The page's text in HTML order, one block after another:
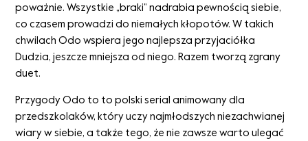
poważnie. Wszystkie „braki” nadrabia pewnością siebie,
co czasem prowadzi do niemałych kłopotów. W takich
chwilach Odo wspiera jego najlepsza przyjaciółka
Dudzia, jeszcze mniejsza od niego. Razem tworzą zgrany
duet.
Przygody Odo to to polski serial animowany dla
przedszkolaków, który uczy najmłodszych niezachwianej
wiary w siebie, a także tego, że nie zawsze warto ulegać